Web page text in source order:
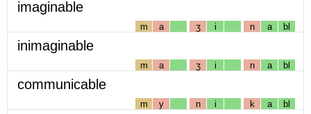
imaginable
m a ʒ i n a bl
inimaginable
m a ʒ i n a bl
communicable
m y n i k a bl